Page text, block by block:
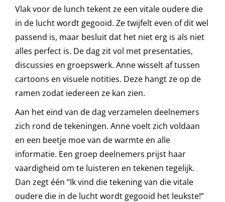
Vlak voor de lunch tekent ze een vitale oudere die
in de lucht wordt gegooid. Ze twijfelt even of dit wel
passend is, maar besluit dat het niet erg is als niet
alles perfect is. De dag zit vol met presentaties,
discussies en groepswerk. Anne wisselt af tussen
cartoons en visuele notities. Deze hangt ze op de
ramen zodat iedereen ze kan zien.
Aan het eind van de dag verzamelen deelnemers
zich rond de tekeningen. Anne voelt zich voldaan
en een beetje moe van de warmte en alle
informatie. Een groep deelnemers prijst haar
vaardigheid om te luisteren en tekenen tegelijk.
Dan zegt één “Ik vind die tekening van die vitale
oudere die in de lucht wordt gegooid het leukste!”